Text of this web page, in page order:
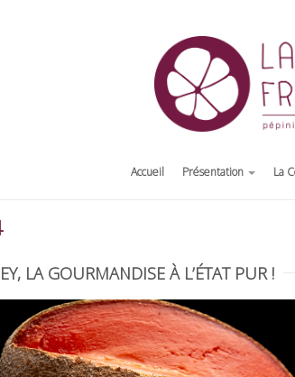
Accueil Présentation La
LA GOURMANDISE À L’ÉTAT PUR !